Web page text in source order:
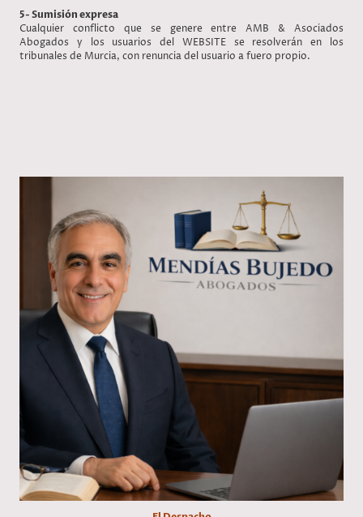
5- Sumisión expresa
Cualquier conflicto que se genere entre AMB & Asociados
Abogados y los usuarios del WEBSITE se resolverán en los
tribunales de Murcia, con renuncia del usuario a fuero propio.